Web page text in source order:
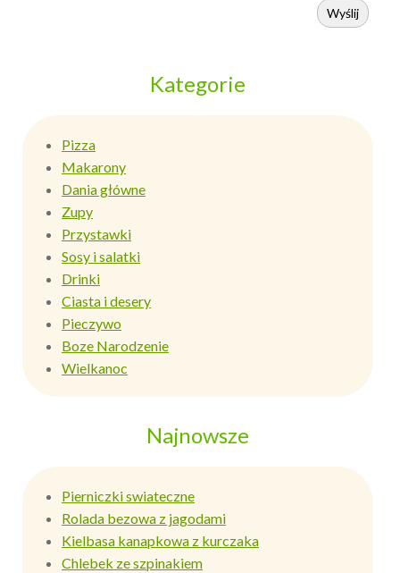
Wyślij
Kategorie
Pizza
Makarony
Dania główne
Zupy
Przystawki
Sosy i salatki
Drinki
Ciasta i desery
Pieczywo
Boze Narodzenie
Wielkanoc
Najnowsze
Pierniczki swiateczne
Rolada bezowa z jagodami
Kielbasa kanapkowa z kurczaka
Chlebek ze szpinakiem